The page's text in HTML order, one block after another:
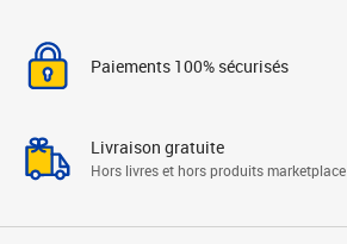
Paiements 100% sécurisés
Livraison gratuite
Hors livres et hors produits marketplace